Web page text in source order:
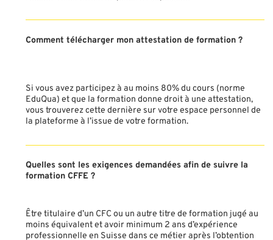
Comment télécharger mon attestation de formation ?
Si vous avez participez à au moins 80% du cours (norme
EduQua) et que la formation donne droit à une attestation,
vous trouverez cette dernière sur votre espace personnel de
la plateforme à l’issue de votre formation.
Quelles sont les exigences demandées afin de suivre la
formation CFFE ?
Être titulaire d’un CFC ou un autre titre de formation jugé au
moins équivalent et avoir minimum 2 ans d’expérience
professionnelle en Suisse dans ce métier après l’obtention